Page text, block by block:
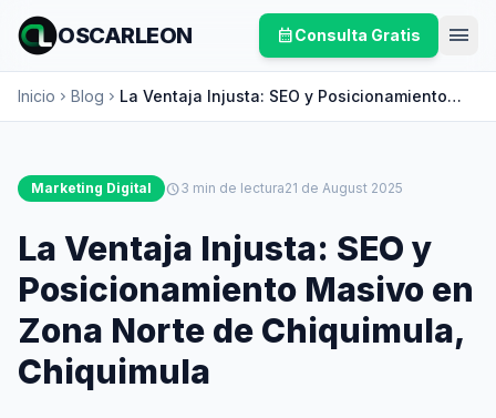
OSCARLEON calendar_monthConsulta Gratis menu
Inicio chevron_right Blog chevron_right La Ventaja Injusta: SEO y Posicionamiento
Masivo en Zona Norte de Chiquimula,
Marketing Digital schedule3 min de lectura21 de August 2025
La Ventaja Injusta: SEO y
Posicionamiento Masivo en
Zona Norte de Chiquimula,
Chiquimula